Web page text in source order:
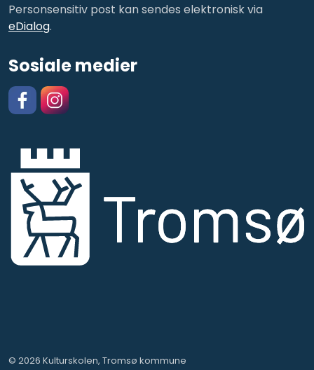
Personsensitiv post kan sendes elektronisk via
eDialog.
Sosiale medier
© 2026 Kulturskolen, Tromsø kommune